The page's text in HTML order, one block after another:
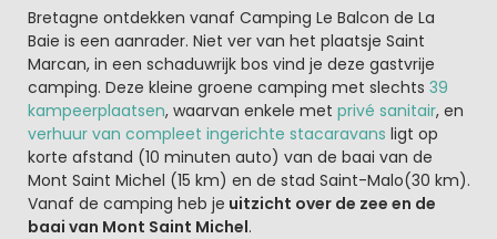
Beschrijving
Bretagne ontdekken vanaf Camping Le Balcon de La
Baie is een aanrader. Niet ver van het plaatsje Saint
Marcan, in een schaduwrijk bos vind je deze gastvrije
camping. Deze kleine groene camping met slechts 39
kampeerplaatsen, waarvan enkele met privé sanitair, en
verhuur van compleet ingerichte stacaravans ligt op
korte afstand (10 minuten auto) van de baai van de
Mont Saint Michel (15 km) en de stad Saint-Malo(30 km).
Vanaf de camping heb je uitzicht over de zee en de
baai van Mont Saint Michel.